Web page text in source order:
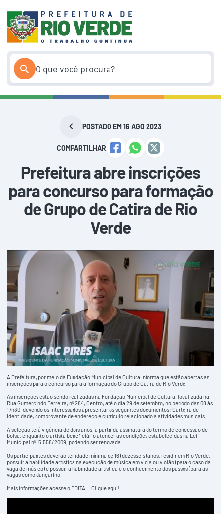
conteúdo
POSTADO EM 16 AGO 2023
COMPARTILHAR
Prefeitura abre inscrições
para concurso para formação
de Grupo de Catira de Rio
Verde
A Prefeitura, por meio da Fundação Municipal de Cultura informa que estão abertas as
inscrições para o concurso para a formação do Grupo de Catira de Rio Verde.
As inscrições estão sendo realizadas na Fundação Municipal de Cultura, localizada na
Rua Gumercindo Ferreira, nº 284, Centro, até o dia 29 de setembro, no período das 08 às
17h30, devendo os interessados apresentar os seguintes documentos: Carteira de
Identidade, comprovante de endereço e currículo relacionado a atividades musicais.
A seleção terá vigência de dois anos, a partir da assinatura do termo de concessão de
bolsa, enquanto o artista beneficiário atender as condições estabelecidas na Lei
Municipal nº. 5.558/2009, podendo ser renovada.
Os participantes deverão ter idade mínima de 16 (dezesseis) anos, residir em Rio Verde,
possuir a habilidade artística na execução de música em viola ou violão (para o caso da
vaga de músico) e possuir a habilidade artística e o conhecimento dos passos (para as
vagas como dançarino.
Mais informações acesse o EDITAL:Clique aqui!